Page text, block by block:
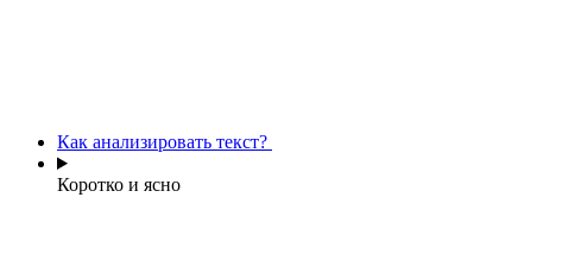
Как анализировать текст?
Коротко и ясно